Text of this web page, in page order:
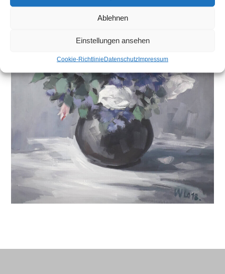
Ablehnen
Einstellungen ansehen
Cookie-RichtlinieDatenschutzImpressum